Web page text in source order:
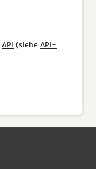
API (siehe API-